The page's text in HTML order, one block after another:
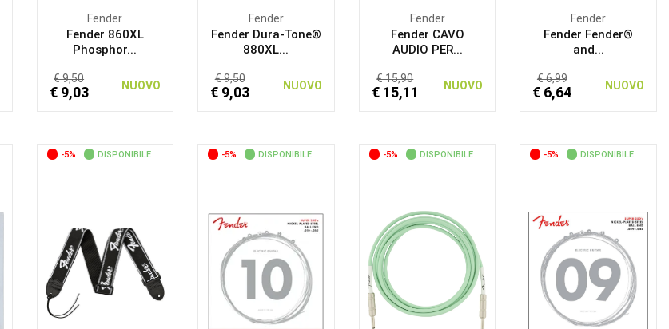
Fender
Fender 860XL
Phosphor...
€ 9,50
€ 9,03 NUOVO
Fender
Fender Dura-Tone®
880XL...
€ 9,50
€ 9,03 NUOVO
Fender
Fender CAVO
AUDIO PER...
€ 15,90
€ 15,11 NUOVO
Fender
Fender Fender®
and...
€ 6,99
€ 6,64 NUOVO
-5% DISPONIBILE -5% DISPONIBILE -5% DISPONIBILE -5% DISPONIBILE